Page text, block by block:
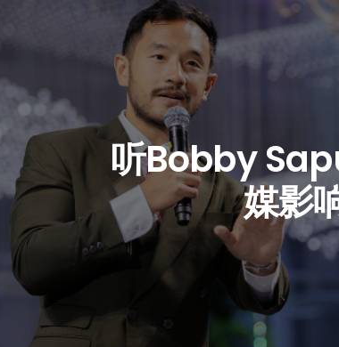
听Bobby
媒影